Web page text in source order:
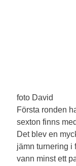
foto David
Första ronden
sexton finns
Det blev en
jämn turnering i
vann minst ett